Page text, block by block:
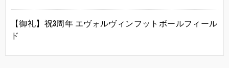
【御礼】祝3周年 エヴォルヴィンフットボールフィール
ド